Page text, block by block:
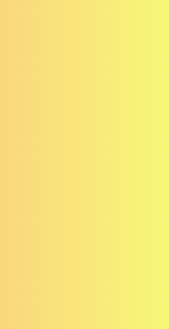
(1723), Hoàng
sách để thi cử
nghề thầy
gia học, ông
sự nghiệp lớn,
làm một
nghề thầy
mạng con
người đối với
một sự cần